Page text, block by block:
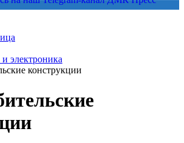
электроника
конструкции